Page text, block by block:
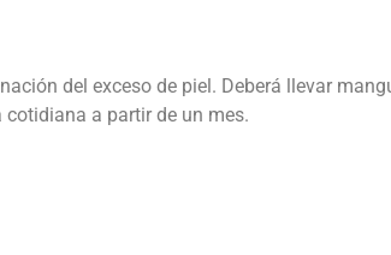
del exceso de piel. Deberá llevar
a partir de un mes.